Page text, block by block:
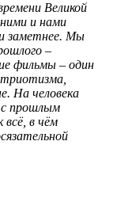
Великой
и нами
и заметнее. Мы
–
фильмы – один
На человека
с прошлым
всё, в чём